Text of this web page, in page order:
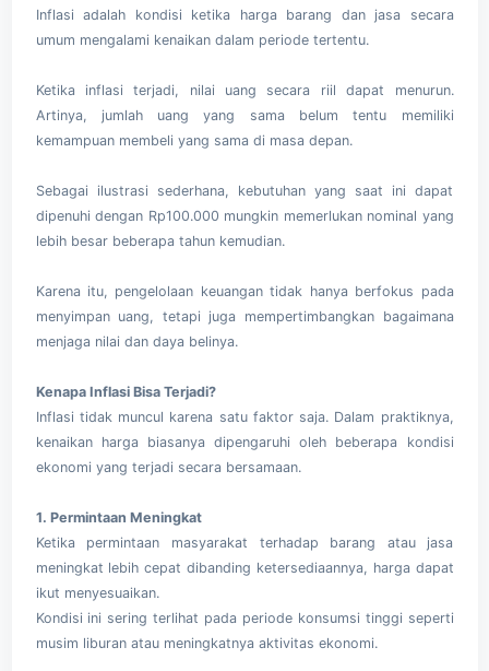
Inflasi adalah kondisi ketika harga barang dan jasa secara
umum mengalami kenaikan dalam periode tertentu.
Ketika inflasi terjadi, nilai uang secara riil dapat menurun.
Artinya, jumlah uang yang sama belum tentu memiliki
kemampuan membeli yang sama di masa depan.
Sebagai ilustrasi sederhana, kebutuhan yang saat ini dapat
dipenuhi dengan Rp100.000 mungkin memerlukan nominal yang
lebih besar beberapa tahun kemudian.
Karena itu, pengelolaan keuangan tidak hanya berfokus pada
menyimpan uang, tetapi juga mempertimbangkan bagaimana
menjaga nilai dan daya belinya.
Kenapa Inflasi Bisa Terjadi?
Inflasi tidak muncul karena satu faktor saja. Dalam praktiknya,
kenaikan harga biasanya dipengaruhi oleh beberapa kondisi
ekonomi yang terjadi secara bersamaan.
1. Permintaan Meningkat
Ketika permintaan masyarakat terhadap barang atau jasa
meningkat lebih cepat dibanding ketersediaannya, harga dapat
ikut menyesuaikan.
Kondisi ini sering terlihat pada periode konsumsi tinggi seperti
musim liburan atau meningkatnya aktivitas ekonomi.